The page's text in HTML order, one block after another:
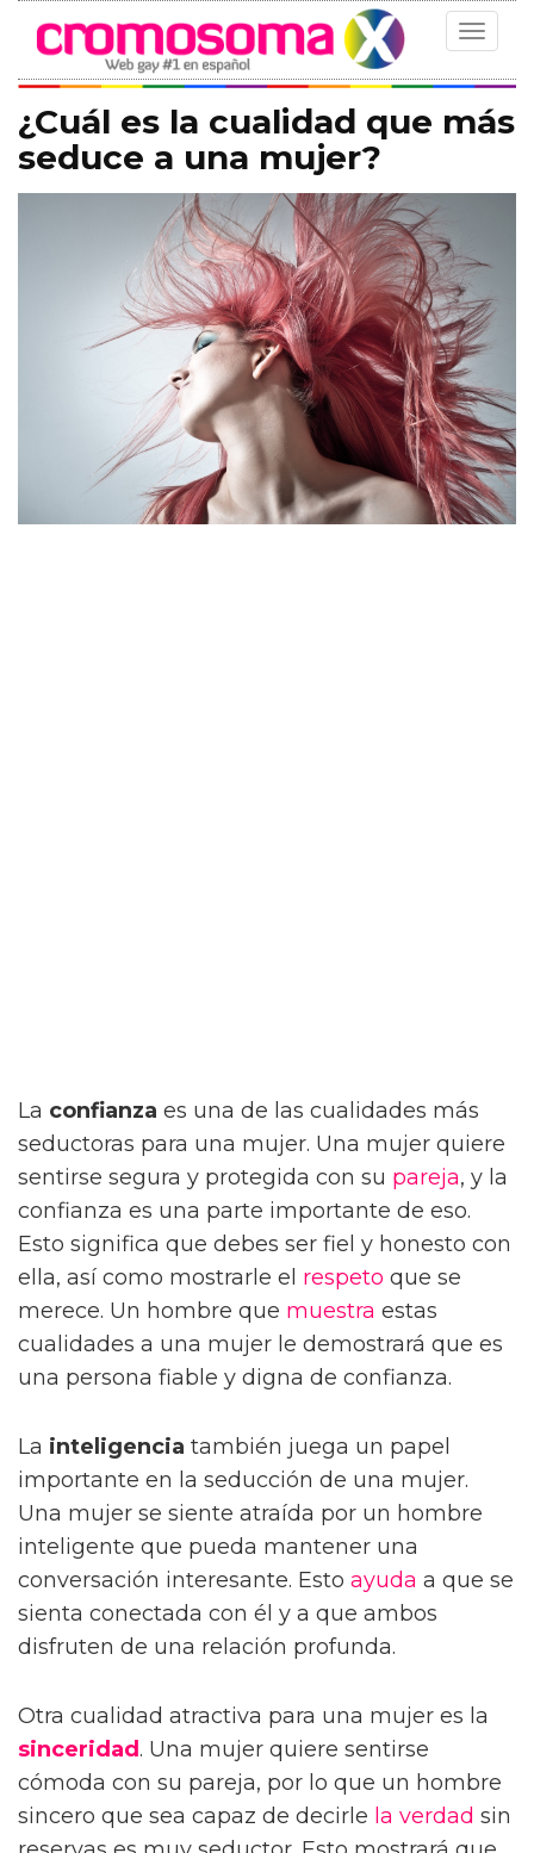
Toggle
¿Cuál es la cualidad que más
seduce a una mujer?
La confianza es una de las cualidades más
seductoras para una mujer. Una mujer quiere
sentirse segura y protegida con su pareja, y la
confianza es una parte importante de eso.
Esto significa que debes ser fiel y honesto con
ella, así como mostrarle el respeto que se
merece. Un hombre que muestra estas
cualidades a una mujer le demostrará que es
una persona fiable y digna de confianza.
La inteligencia también juega un papel
importante en la seducción de una mujer.
Una mujer se siente atraída por un hombre
inteligente que pueda mantener una
conversación interesante. Esto ayuda a que se
sienta conectada con él y a que ambos
disfruten de una relación profunda.
Otra cualidad atractiva para una mujer es la
sinceridad . Una mujer quiere sentirse
cómoda con su pareja, por lo que un hombre
sincero que sea capaz de decirle la verdad sin